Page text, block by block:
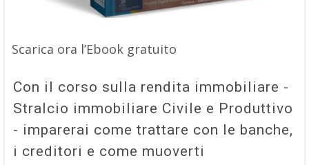
Scarica ora l’Ebook gratuito
Con il corso sulla rendita immobiliare -
Stralcio immobiliare Civile e Produttivo
- imparerai come trattare con le banche,
i creditori e come muoverti